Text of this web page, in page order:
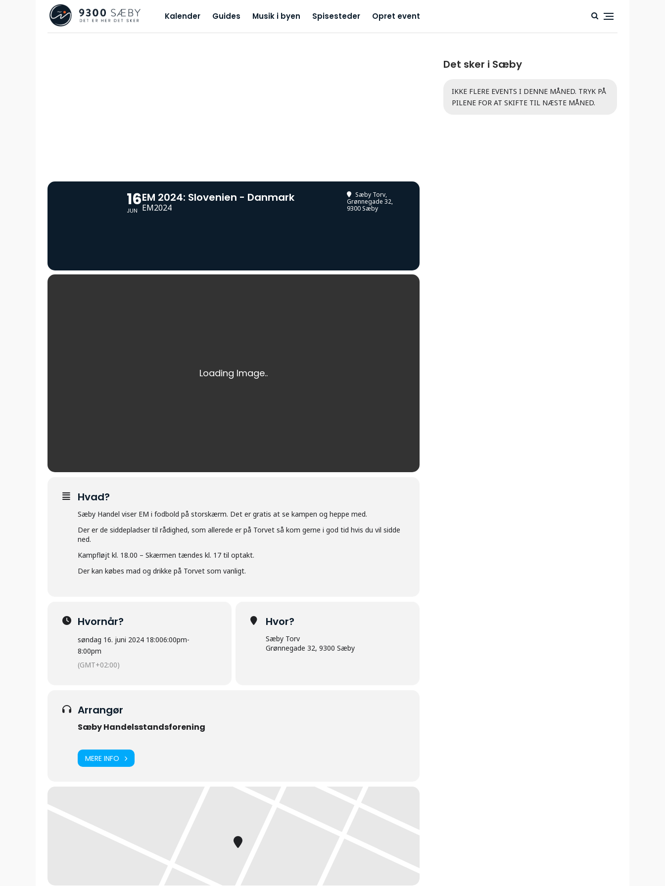
Kalender Guides Musik i byen Spisesteder Opret event
16
JUN
EM 2024: Slovenien - Danmark
EM2024
Sæby Torv,
Grønnegade 32,
9300 Sæby
Hvad?
Sæby Handel viser EM i fodbold på storskærm. Det er gratis at se kampen og heppe med.
Der er de siddepladser til rådighed, som allerede er på Torvet så kom gerne i god tid hvis du vil sidde
ned.
Kampfløjt kl. 18.00 – Skærmen tændes kl. 17 til optakt.
Der kan købes mad og drikke på Torvet som vanligt.
Hvornår?
søndag 16. juni 2024 18:006:00pm-
8:00pm
(GMT+02:00)
Hvor?
Sæby Torv
Grønnegade 32, 9300 Sæby
Arrangør
Sæby Handelsstandsforening
MERE INFO
Det sker i Sæby
IKKE FLERE EVENTS I DENNE MÅNED. TRYK PÅ
PILENE FOR AT SKIFTE TIL NÆSTE MÅNED.